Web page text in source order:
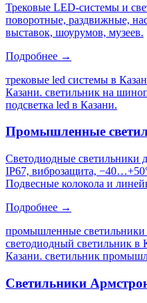
Трековые LED-системы и
поворотные, раздвижные,
выставок, шоурумов, музеев.
Подробнее →
трековые led системы в
Казани. светильник на
подсветка led в Казани.
Промышленные
Светодиодные светильники
IP67, виброзащита,
Подвесные колокола и
Подробнее →
промышленные
светодиодный светильник в
Казани. светильник
Светильники